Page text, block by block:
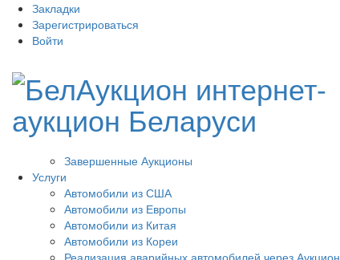
Закладки
Зарегистрироваться
Войти
Завершенные Аукционы
Услуги
Автомобили из США
Автомобили из Европы
Автомобили из Китая
Автомобили из Кореи
Реализация аварийных автомобилей через Аукцион